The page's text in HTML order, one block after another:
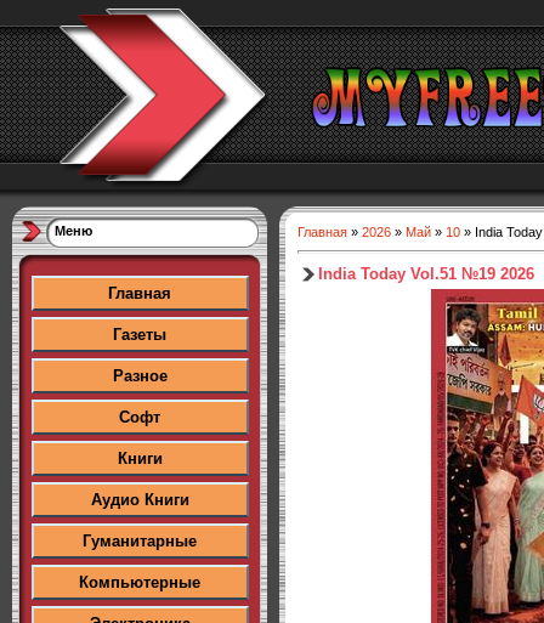
Меню
Главная
Газеты
Разное
Софт
Книги
Аудио Книги
Гуманитарные
Компьютерные
Главная » 2026 » Май » 10 » India
India Today Vol.51 №19 2026